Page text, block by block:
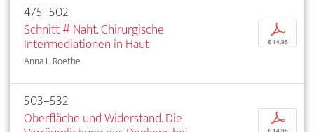
475–502
Schnitt # Naht. Chirurgische
Intermediationen in Haut
Anna L. Roethe
p
€ 14,95
503–532
Oberfläche und Widerstand. Die
p
€ 14,95